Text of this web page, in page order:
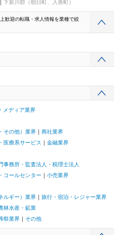
下新川郡（朝日町、入善町）
歓迎の転職・求人情報を業種で絞
メディア業界
その他）業界
商社業界
医療系サービス
金融業界
事務所・監査法人・税理士法人
コールセンター
小売業界
ルギー）業界
旅行・宿泊・レジャー業界
林水産・鉱業
祭業界 その他